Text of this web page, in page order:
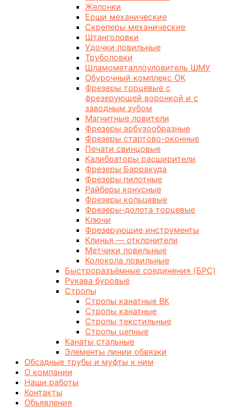
Желонки
Ерши механические
Скреперы механические
Штанголовки
Удочки ловильные
Труболовки
Шламометаллоуловитель ШМУ
Обурочный комплекс ОК
Фрезеры торцевые с
фрезерующей воронкой и с
заводным зубом
Магнитные ловители
Фрезеры арбузообразные
Фрезеры стартово-оконные
Печати свинцовые
Калибраторы расширители
Фрезеры Барракуда
Фрезеры пилотные
Райберы конусные
Фрезеры кольцевые
Фрезеры-долота торцевые
Ключи
Фрезерующие инструменты
Клинья — отклонители
Метчики ловильные
Колокола ловильные
Быстроразъёмные соединения (БРС)
Рукава буровые
Стропы
Стропы канатные ВК
Стропы канатные
Стропы текстильные
Стропы цепные
Канаты стальные
Элементы линии обвязки
Обсадные трубы и муфты к ним
О компании
Наши работы
Контакты
Объявления